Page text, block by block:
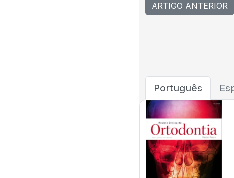
ARTIGO ANTERIOR
Português